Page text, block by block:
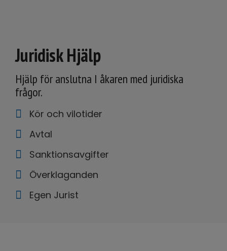
Juridisk Hjälp
Hjälp för anslutna I åkaren med juridiska
frågor.
Kör och vilotider
Avtal
Sanktionsavgifter
Överklaganden
Egen Jurist